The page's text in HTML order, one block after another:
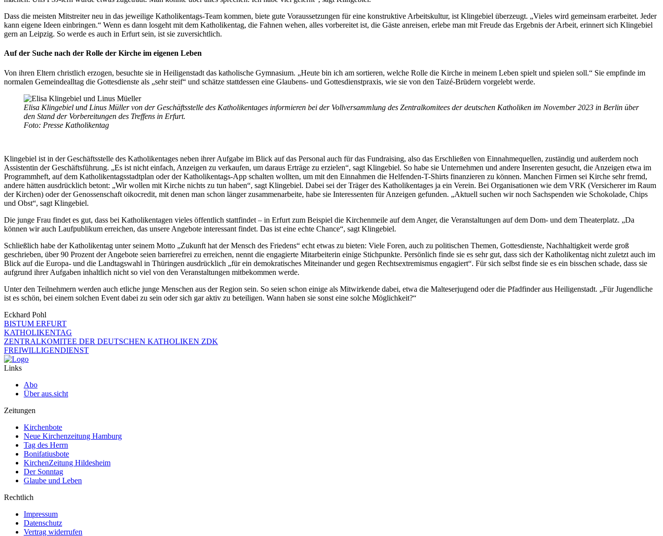
Dass die meisten Mitstreiter neu in das jeweilige Katholikentags-Team kommen, biete gute Voraussetzungen für eine konstruktive Arbeitskultur, ist Klingebiel überzeugt. „Vieles wird gemeinsam erarbeitet. Jeder
kann eigene Ideen einbringen.“ Wenn es dann losgeht mit dem Katholikentag, die Fahnen wehen, alles vorbereitet ist, die Gäste anreisen, erlebe man mit Freude das Ergebnis der Arbeit, erinnert sich Klingebiel
gern an Leipzig. So werde es auch in Erfurt sein, ist sie zuversichtlich.
Auf der Suche nach der Rolle der Kirche im eigenen Leben
Von ihren Eltern christlich erzogen, besuchte sie in Heiligenstadt das katholische Gymnasium. „Heute bin ich am sortieren, welche Rolle die Kirche in meinem Leben spielt und spielen soll.“ Sie empfinde im
normalen Gemeindealltag die Gottesdienste als „sehr steif“ und schätze stattdessen eine Glaubens- und Gottesdienstpraxis, wie sie von den Taizé-Brüdern vorgelebt werde.
Elisa Klingebiel und Linus Müller von der Geschäftsstelle des Katholikentages informieren bei der Vollversammlung des Zentralkomitees der deutschen Katholiken im November 2023 in Berlin über
den Stand der Vorbereitungen des Treffens in Erfurt.
Foto: Presse Katholikentag
Klingebiel ist in der Geschäftsstelle des Katholikentages neben ihrer Aufgabe im Blick auf das Personal auch für das Fundraising, also das Erschließen von Einnahmequellen, zuständig und außerdem noch
Assistentin der Geschäftsführung. „Es ist nicht einfach, Anzeigen zu verkaufen, um daraus Erträge zu erzielen“, sagt Klingebiel. So habe sie Unternehmen und andere Inserenten gesucht, die Anzeigen etwa im
Programmheft, auf dem Katholikentagsstadtplan oder der Katholikentags-App schalten wollten, um mit den Einnahmen die Helfenden-T-Shirts finanzieren zu können. Manchen Firmen sei Kirche sehr fremd,
andere hätten ausdrücklich betont: „Wir wollen mit Kirche nichts zu tun haben“, sagt Klingebiel. Dabei sei der Träger des Katholikentages ja ein Verein. Bei Organisationen wie dem VRK (Versicherer im Raum
der Kirchen) oder der Genossenschaft oikocredit, mit denen man schon länger zusammenarbeite, habe sie Interessenten für Anzeigen gefunden. „Aktuell suchen wir noch Sachspenden wie Schokolade, Chips
und Obst“, sagt Klingebiel.
Die junge Frau findet es gut, dass bei Katholikentagen vieles öffentlich stattfindet – in Erfurt zum Beispiel die Kirchenmeile auf dem Anger, die Veranstaltungen auf dem Dom- und dem Theaterplatz. „Da
können wir auch Laufpublikum erreichen, das unsere Angebote interessant findet. Das ist eine echte Chance“, sagt Klingebiel.
Schließlich habe der Katholikentag unter seinem Motto „Zukunft hat der Mensch des Friedens“ echt etwas zu bieten: Viele Foren, auch zu politischen Themen, Gottesdienste, Nachhaltigkeit werde groß
geschrieben, über 90 Prozent der Angebote seien barrierefrei zu erreichen, nennt die engagierte Mitarbeiterin einige Stichpunkte. Persönlich finde sie es sehr gut, dass sich der Katholikentag nicht zuletzt auch im
Blick auf die Europa- und die Landtagswahl in Thüringen ausdrücklich „für ein demokratisches Miteinander und gegen Rechtsextremismus engagiert“. Für sich selbst finde sie es ein bisschen schade, dass sie
aufgrund ihrer Aufgaben inhaltlich nicht so viel von den Veranstaltungen mitbekommen werde.
Unter den Teilnehmern werden auch etliche junge Menschen aus der Region sein. So seien schon einige als Mitwirkende dabei, etwa die Malteserjugend oder die Pfadfinder aus Heiligenstadt. „Für Jugendliche
ist es schön, bei einem solchen Event dabei zu sein oder sich gar aktiv zu beteiligen. Wann haben sie sonst eine solche Möglichkeit?“
Eckhard Pohl
BISTUM ERFURT
KATHOLIKENTAG
ZENTRALKOMITEE DER DEUTSCHEN KATHOLIKEN ZDK
FREIWILLIGENDIENST
Links
Abo
Über aus.sicht
Zeitungen
Kirchenbote
Neue Kirchenzeitung Hamburg
Tag des Herrn
Bonifatiusbote
KirchenZeitung Hildesheim
Der Sonntag
Glaube und Leben
Rechtlich
Impressum
Datenschutz
Vertrag widerrufen